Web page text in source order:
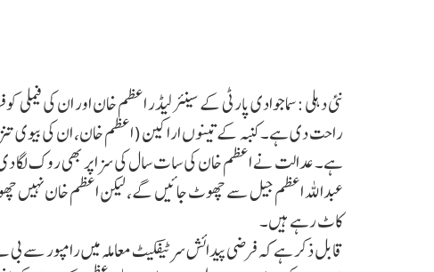
نئی دہلی :سماجوادی پارٹی کے سینئر لیڈر اعظم خان اور ان کی
راحت دی ہے۔ کنبہ کے تینوں اراکین (اعظم خان، ان کی بیوی
ہے۔ عدالت نے اعظم خان کی سات سال کی سزا پر بھی روک لگا دی
عبداللہ اعظم جیل سے چھوٹ جائیں گے، لیکن اعظم خان نہیں
کاٹ رہے ہیں۔